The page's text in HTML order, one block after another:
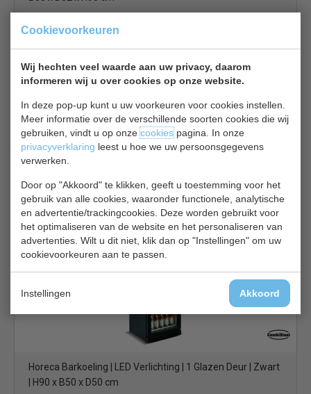
Cookievoorkeuren
Wij hechten veel waarde aan uw privacy, daarom
informeren wij u over cookies op onze website.
In deze pop-up kunt u uw voorkeuren voor cookies instellen.
Meer informatie over de verschillende soorten cookies die wij
gebruiken, vindt u op onzecookiespagina. In onze
privacyverklaring leest u hoe we uw persoonsgegevens
verwerken.
Door op "Akkoord" te klikken, geeft u toestemming voor het
gebruik van alle cookies, waaronder functionele, analytische
en advertentie/trackingcookies. Deze worden gebruikt voor
het optimaliseren van de website en het personaliseren van
advertenties. Wilt u dit niet, klik dan op "Instellingen" om uw
cookievoorkeuren aan te passen.
Instellingen Akkoord
€ 439,00
Tefcold FS60CP
Barkoeling | wit | slot | B45 x D44 x H72 cm
€ 561,00
€ 443,00
Barkoeling bekijken
Combisteel 7455.1300
Horeca Barkoeling | LED Verlichting | 1 Glazen Deur | Zwart
| H90 x B50 x D50 cm